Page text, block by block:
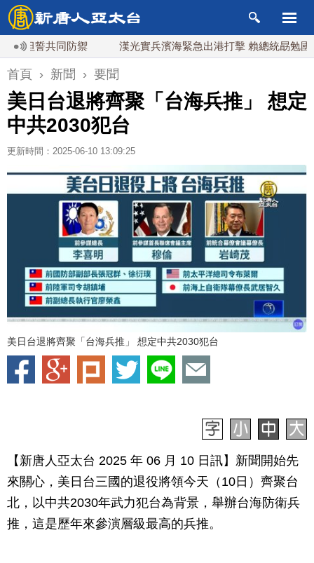
誓共同防禦 漢光實兵濱海緊急出港打擊 賴總統勗勉國軍守
首頁 › 新聞 › 要聞
美日台退將齊聚「台海兵推」 想定
中共2030犯台
更新時間：2025-06-10 13:09:25
美日台退將齊聚「台海兵推」 想定中共2030犯台
【新唐人亞太台 2025 年 06 月 10 日訊】新聞開始先
來關心，美日台三國的退役將領今天（10日）齊聚台
北，以中共2030年武力犯台為背景，舉辦台海防衛兵
推，這是歷年來參演層級最高的兵推。